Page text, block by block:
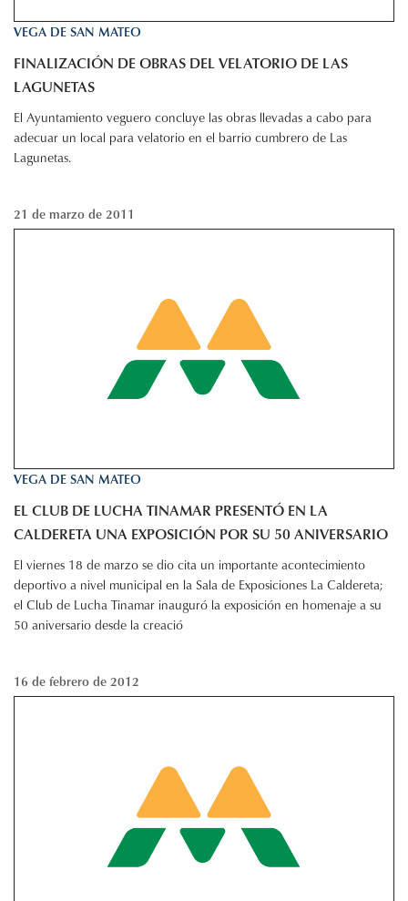
VEGA DE SAN MATEO
FINALIZACIÓN DE OBRAS DEL VELATORIO DE LAS
LAGUNETAS
El Ayuntamiento veguero concluye las obras llevadas a cabo para
adecuar un local para velatorio en el barrio cumbrero de Las
Lagunetas.
21 de marzo de 2011
VEGA DE SAN MATEO
EL CLUB DE LUCHA TINAMAR PRESENTÓ EN LA
CALDERETA UNA EXPOSICIÓN POR SU 50 ANIVERSARIO
El viernes 18 de marzo se dio cita un importante acontecimiento
deportivo a nivel municipal en la Sala de Exposiciones La Caldereta;
el Club de Lucha Tinamar inauguró la exposición en homenaje a su
50 aniversario desde la creació
16 de febrero de 2012